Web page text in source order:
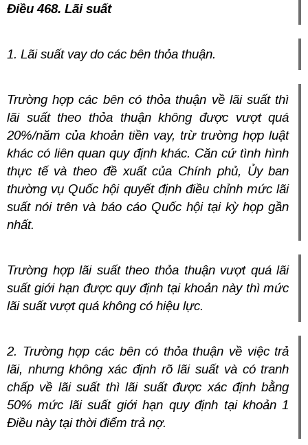
Điều 468. Lãi suất
1. Lãi suất vay do các bên thỏa thuận.
Trường hợp các bên có thỏa thuận về lãi suất thì
lãi suất theo thỏa thuận không được vượt quá
20%/năm của khoản tiền vay, trừ trường hợp luật
khác có liên quan quy định khác. Căn cứ tình hình
thực tế và theo đề xuất của Chính phủ, Ủy ban
thường vụ Quốc hội quyết định điều chỉnh mức lãi
suất nói trên và báo cáo Quốc hội tại kỳ họp gần
nhất.
Trường hợp lãi suất theo thỏa thuận vượt quá lãi
suất giới hạn được quy định tại khoản này thì mức
lãi suất vượt quá không có hiệu lực.
2. Trường hợp các bên có thỏa thuận về việc trả
lãi, nhưng không xác định rõ lãi suất và có tranh
chấp về lãi suất thì lãi suất được xác định bằng
50% mức lãi suất giới hạn quy định tại khoản 1
Điều này tại thời điểm trả nợ.